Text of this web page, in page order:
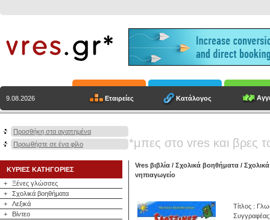
9.08.2026 Εταιρείες Κατάλογος
Προσθήκη στα αγαπημένα
Προωθήστε σε ένα φίλο
*μπες στο vres και βρες
ΚΥΡΙΕΣ ΚΑΤΗΓΟΡΙΕΣ
+
Ξένες γλώσσες
+
Σχολικά βοηθήματα
+
Λεξικά
+
Βίντεο
Vres βιβλία / Σχολικά βοηθήματα /
νηπιαγωγείο
Τίτλος :